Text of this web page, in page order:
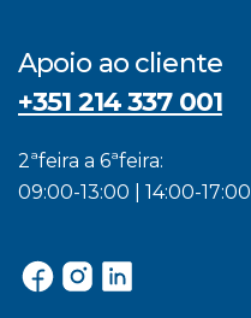
Apoio ao cliente
+351 214 337 001
2ªfeira a 6ªfeira:
09:00-13:00 | 14:00-17:00